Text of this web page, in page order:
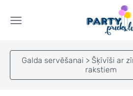
Galda servēšanai > Šķīvīši ar
rakstiem